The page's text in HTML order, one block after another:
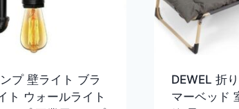
プ 壁ライト ブラ
ト ウォールライト
DEWEL 折
マーベッド